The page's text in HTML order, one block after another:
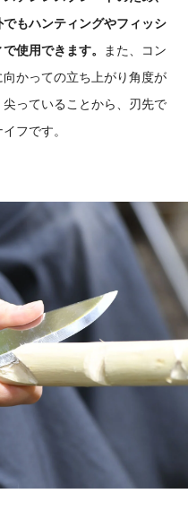
もハンティングやフィッシ
使用できます。
また、コン
かっての立ち上がり角度が
っていることから、刃先で
フです。